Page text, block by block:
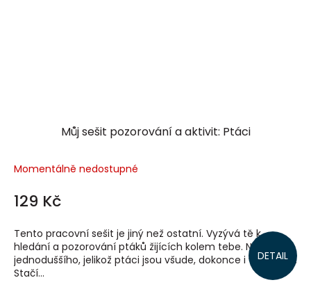
Můj sešit pozorování a aktivit: Ptáci
Momentálně nedostupné
129 Kč
DETAIL
Tento pracovní sešit je jiný než ostatní. Vyzývá tě k
hledání a pozorování ptáků žijících kolem tebe. Není nic
jednoduššího, jelikož ptáci jsou všude, dokonce i ve městě.
Stačí...